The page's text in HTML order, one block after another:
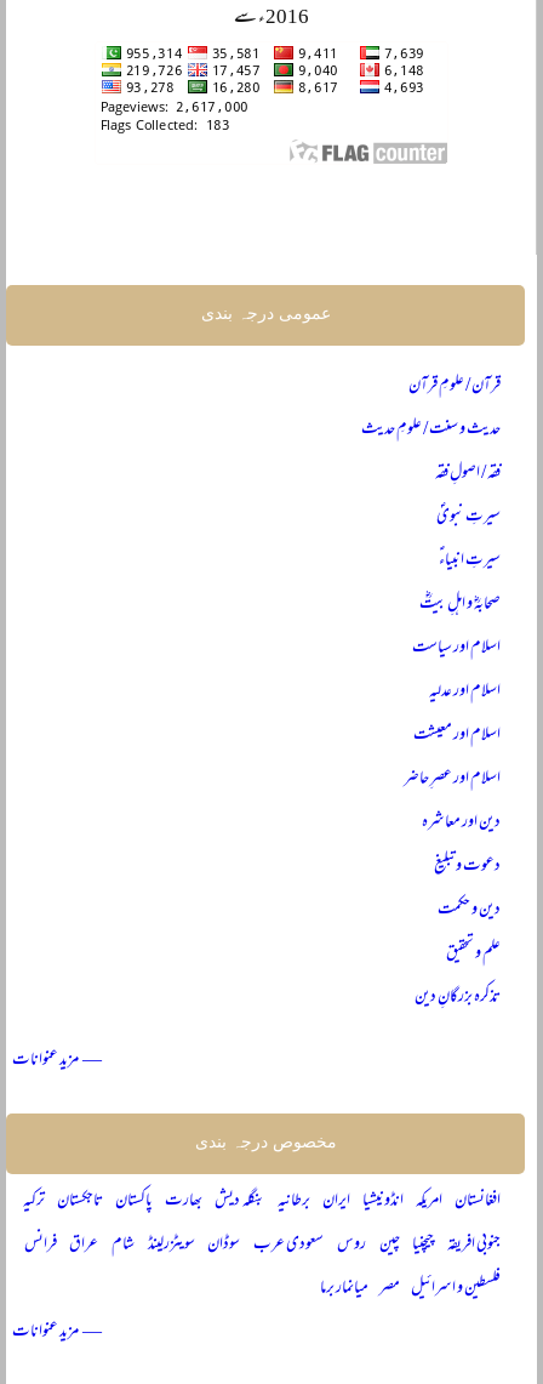
2016ء سے
عمومی درجہ بندی
قرآن / علومِ قرآن
حدیث و سنت / علومِ حدیث
فقہ / اصولِ فقہ
سیرتِ نبویؐ
سیرتِ انبیاءؑ
صحابہؓ و اہلِ بیتؓ
اسلام اور سیاست
اسلام اور عدلیہ
اسلام اور معیشت
اسلام اور عصرِ حاضر
دین اور معاشرہ
دعوت و تبلیغ
دین و حکمت
علم و تحقیق
تذکرہ بزرگانِ دین
— مزید عنوانات
مخصوص درجہ بندی
افغانستان امریکہ انڈونیشیا ایران برطانیہ بنگلہ دیش بھارت پاکستان تاجکستان ترکیہ
جنوبی افریقہ چیچنیا چین روس سعودی عرب سوڈان سویٹزرلینڈ شام عراق فرانس
فلسطین و اسرائیل مصر میانمار برما
— مزید عنوانات